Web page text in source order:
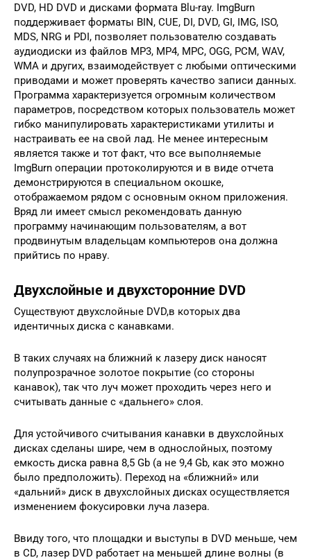
DVD, HD DVD и дисками формата Blu-ray. ImgBurn
поддерживает форматы BIN, CUE, DI, DVD, GI, IMG, ISO,
MDS, NRG и PDI, позволяет пользователю создавать
аудиодиски из файлов MP3, MP4, MPC, OGG, PCM, WAV,
WMA и других, взаимодействует с любыми оптическими
приводами и может проверять качество записи данных.
Программа характеризуется огромным количеством
параметров, посредством которых пользователь может
гибко манипулировать характеристиками утилиты и
настраивать ее на свой лад. Не менее интересным
является также и тот факт, что все выполняемые
ImgBurn операции протоколируются и в виде отчета
демонстрируются в специальном окошке,
отображаемом рядом с основным окном приложения.
Вряд ли имеет смысл рекомендовать данную
программу начинающим пользователям, а вот
продвинутым владельцам компьютеров она должна
прийтись по нраву.
Двухслойные и двухсторонние DVD
Существуют двухслойные DVD,в которых два
идентичных диска с канавками.
В таких случаях на ближний к лазеру диск наносят
полупрозрачное золотое покрытие (со стороны
канавок), так что луч может проходить через него и
считывать данные с «дальнего» слоя.
Для устойчивого считывания канавки в двухслойных
дисках сделаны шире, чем в однослойных, поэтому
емкость диска равна 8,5 Gb (а не 9,4 Gb, как это можно
было предположить). Переход на «ближний» или
«дальний» диск в двухслойных дисках осуществляется
изменением фокусировки луча лазера.
Ввиду того, что площадки и выступы в DVD меньше, чем
в CD, лазер DVD работает на меньшей длине волны (в